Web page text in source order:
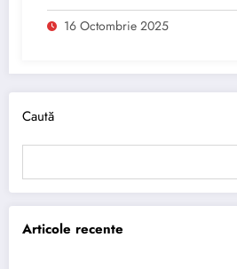
16 Octombrie 2025
Caută
Articole recente